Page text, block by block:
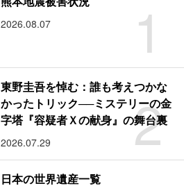
1
2026.08.07
2
東野圭吾を悼む：誰も考えつかな
かったトリック──ミステリーの金
字塔『容疑者Ｘの献身』の舞台裏
2026.07.29
日本の世界遺産一覧